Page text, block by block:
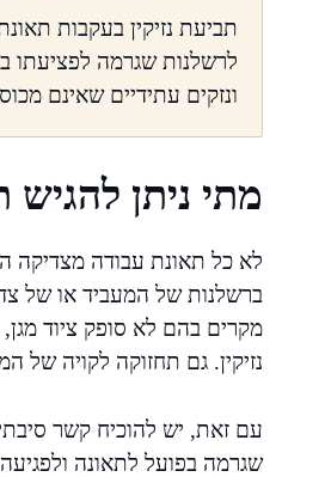
תביעת נזיקין בעקבות
לרשלנות שגרמה לפציעתו
ונזקים עתידיים שאינם
מתי ניתן להגיש
לא כל תאונת עבודה מצדיקה
ברשלנות של המעביד או של צד
מקרים בהם לא סופק ציוד
נזיקין. גם תחזוקה לקויה של
עם זאת, יש להוכיח קשר
שגרמה בפועל לתאונה